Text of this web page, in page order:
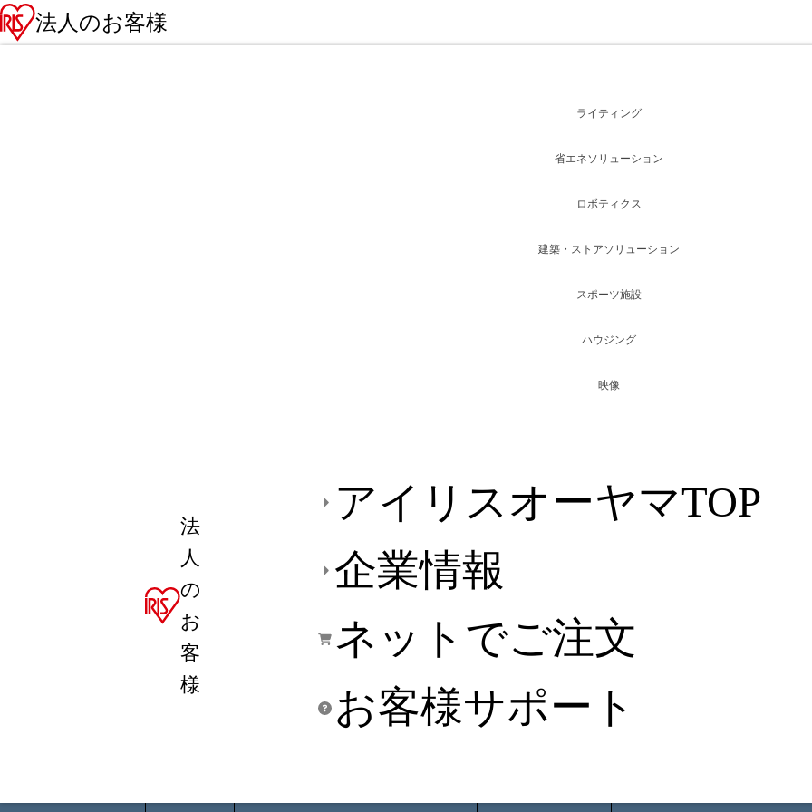
法人のお客様
法
人
の
お
客
様
アイリスオーヤマTOP
企業情報
ネットでご注文
お客様サポート
ライティング
省エネソリューション
ロボティクス
建築・ストアソリューション
スポーツ施設
ハウジング
映像